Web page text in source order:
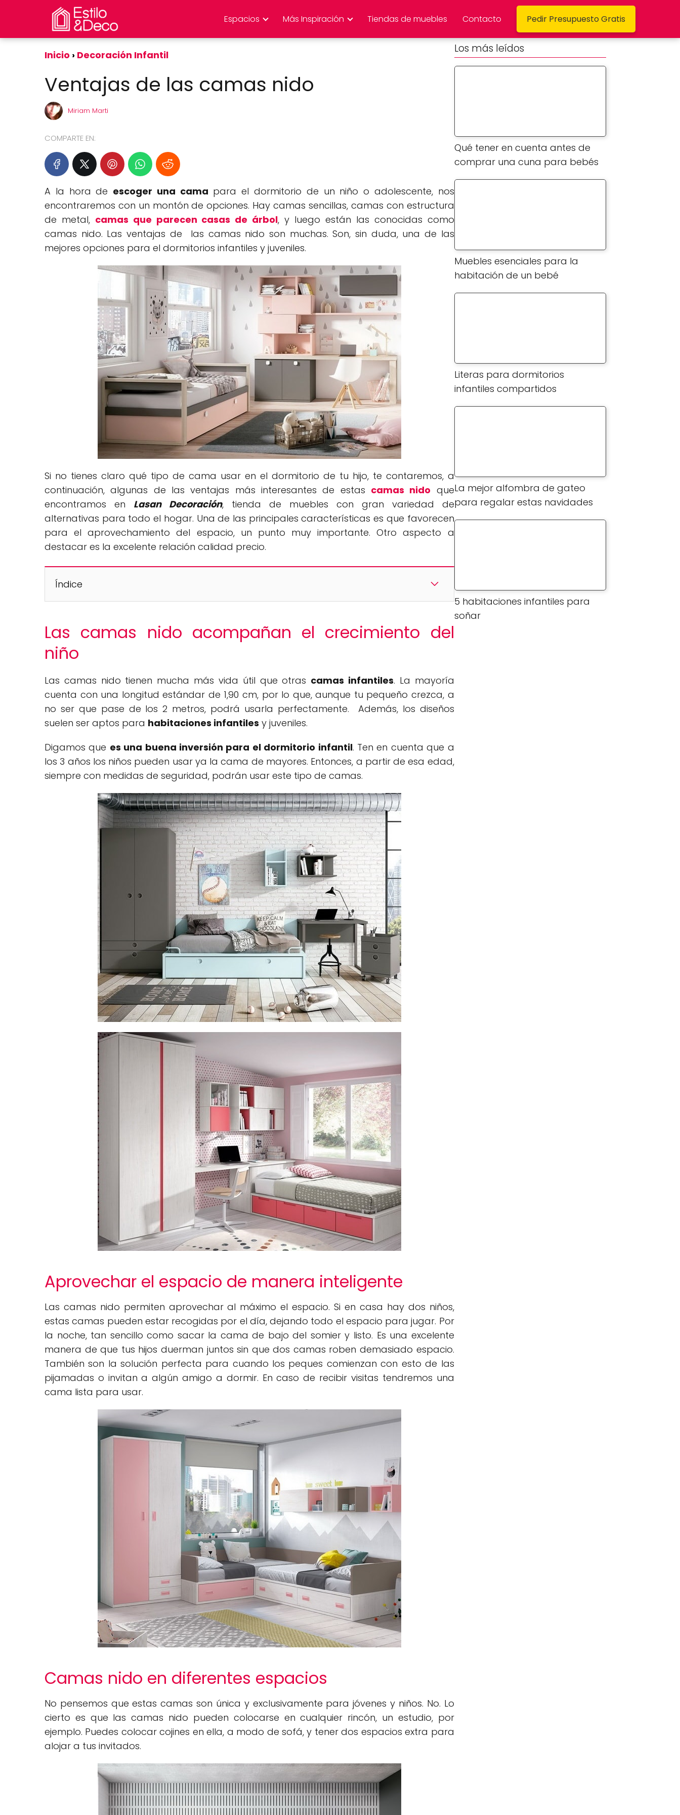
Espacios Más Inspiración Tiendas de muebles Contacto Pedir Presupuesto Gratis
Inicio Decoración Infantil
Ventajas de las camas nido
Miriam Marti
COMPARTE EN:
A la hora de escoger una cama para el dormitorio de un niño o adolescente, nos
encontraremos con un montón de opciones. Hay camas sencillas, camas con estructura
de metal, camas que parecen casas de árbol, y luego están las conocidas como
camas nido. Las ventajas de las camas nido son muchas. Son, sin duda, una de las
mejores opciones para el dormitorios infantiles y juveniles.
Si no tienes claro qué tipo de cama usar en el dormitorio de tu hijo, te contaremos, a
continuación, algunas de las ventajas más interesantes de estas camas nido que
encontramos en Lasan Decoración, tienda de muebles con gran variedad de
alternativas para todo el hogar. Una de las principales características es que favorecen
para el aprovechamiento del espacio, un punto muy importante. Otro aspecto a
destacar es la excelente relación calidad precio.
Índice
Las camas nido acompañan el crecimiento del
niño
Las camas nido tienen mucha más vida útil que otras camas infantiles. La mayoría
cuenta con una longitud estándar de 1,90 cm, por lo que, aunque tu pequeño crezca, a
no ser que pase de los 2 metros, podrá usarla perfectamente. Además, los diseños
suelen ser aptos para habitaciones infantiles y juveniles.
Digamos que es una buena inversión para el dormitorio infantil. Ten en cuenta que a
los 3 años los niños pueden usar ya la cama de mayores. Entonces, a partir de esa edad,
siempre con medidas de seguridad, podrán usar este tipo de camas.
Aprovechar el espacio de manera inteligente
Las camas nido permiten aprovechar al máximo el espacio. Si en casa hay dos niños,
estas camas pueden estar recogidas por el día, dejando todo el espacio para jugar. Por
la noche, tan sencillo como sacar la cama de bajo del somier y listo. Es una excelente
manera de que tus hijos duerman juntos sin que dos camas roben demasiado espacio.
También son la solución perfecta para cuando los peques comienzan con esto de las
pijamadas o invitan a algún amigo a dormir. En caso de recibir visitas tendremos una
cama lista para usar.
Camas nido en diferentes espacios
No pensemos que estas camas son única y exclusivamente para jóvenes y niños. No. Lo
cierto es que las camas nido pueden colocarse en cualquier rincón, un estudio, por
ejemplo. Puedes colocar cojines en ella, a modo de sofá, y tener dos espacios extra para
alojar a tus invitados.
Los más leídos
Qué tener en cuenta antes de
comprar una cuna para bebés
Muebles esenciales para la
habitación de un bebé
Literas para dormitorios
infantiles compartidos
La mejor alfombra de gateo
para regalar estas navidades
5 habitaciones infantiles para
soñar